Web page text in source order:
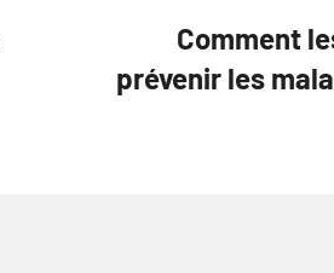
Comment
prévenir les